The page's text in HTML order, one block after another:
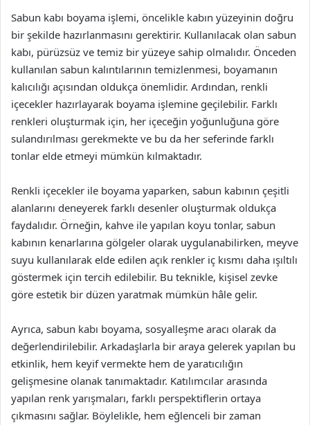
Sabun kabı boyama işlemi, öncelikle kabın yüzeyinin doğru
bir şekilde hazırlanmasını gerektirir. Kullanılacak olan sabun
kabı, pürüzsüz ve temiz bir yüzeye sahip olmalıdır. Önceden
kullanılan sabun kalıntılarının temizlenmesi, boyamanın
kalıcılığı açısından oldukça önemlidir. Ardından, renkli
içecekler hazırlayarak boyama işlemine geçilebilir. Farklı
renkleri oluşturmak için, her içeceğin yoğunluğuna göre
sulandırılması gerekmekte ve bu da her seferinde farklı
tonlar elde etmeyi mümkün kılmaktadır.
Renkli içecekler ile boyama yaparken, sabun kabının çeşitli
alanlarını deneyerek farklı desenler oluşturmak oldukça
faydalıdır. Örneğin, kahve ile yapılan koyu tonlar, sabun
kabının kenarlarına gölgeler olarak uygulanabilirken, meyve
suyu kullanılarak elde edilen açık renkler iç kısmı daha ışıltılı
göstermek için tercih edilebilir. Bu teknikle, kişisel zevke
göre estetik bir düzen yaratmak mümkün hâle gelir.
Ayrıca, sabun kabı boyama, sosyalleşme aracı olarak da
değerlendirilebilir. Arkadaşlarla bir araya gelerek yapılan bu
etkinlik, hem keyif vermekte hem de yaratıcılığın
gelişmesine olanak tanımaktadır. Katılımcılar arasında
yapılan renk yarışmaları, farklı perspektiflerin ortaya
çıkmasını sağlar. Böylelikle, hem eğlenceli bir zaman